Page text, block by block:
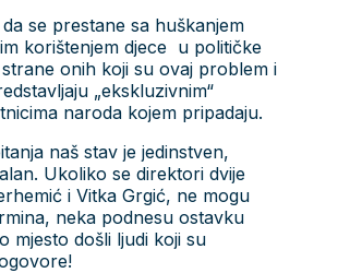
se prestane sa huškanjem
korištenjem djece u političke
onih koji su ovaj problem i
„ekskluzivnim“
naroda kojem pripadaju.
naš stav je jedinstven,
Ukoliko se direktori dvije
i Vitka Grgić, ne mogu
neka podnesu ostavku
mjesto došli ljudi koji su